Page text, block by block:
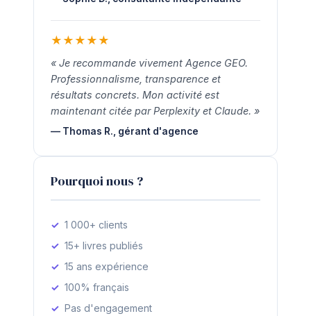
★ ★ ★ ★ ★
« Je recommande vivement Agence GEO.
Professionnalisme, transparence et
résultats concrets. Mon activité est
maintenant citée par Perplexity et Claude. »
— Thomas R., gérant d'agence
Pourquoi nous ?
1 000+ clients
15+ livres publiés
15 ans expérience
100% français
Pas d'engagement